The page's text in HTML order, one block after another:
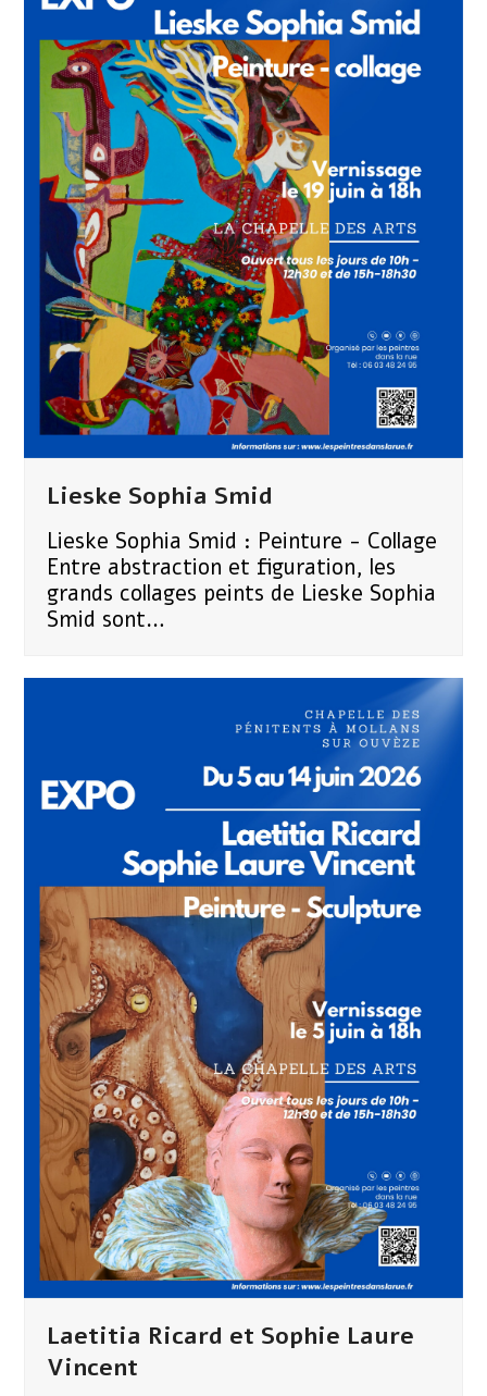
Lieske Sophia Smid
Lieske Sophia Smid : Peinture - Collage
Entre abstraction et figuration, les
grands collages peints de Lieske Sophia
Smid sont…
Laetitia Ricard et Sophie Laure
Vincent